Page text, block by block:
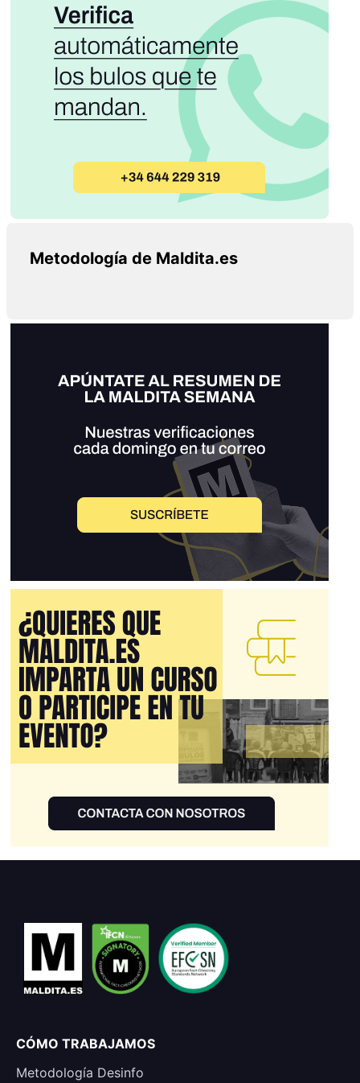
Metodología de Maldita.es
CÓMO TRABAJAMOS
Metodología Desinfo